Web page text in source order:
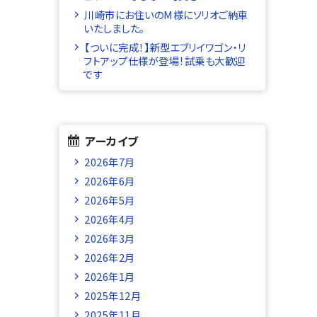
川崎市にお住いのM様にソリオご納車
いたしました。
【ついに完成！】新型エブリイワゴン・リ
フトアップ仕様が登場！試乗も大歓迎
です
アーカイブ
2026年7月
2026年6月
2026年5月
2026年4月
2026年3月
2026年2月
2026年1月
2025年12月